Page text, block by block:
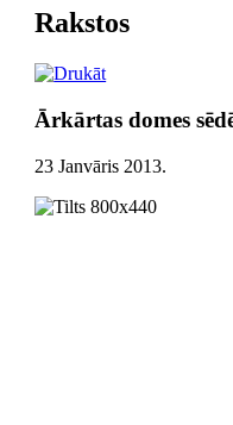
Rakstos
Ārkārtas domes
23 Janvāris 2013.